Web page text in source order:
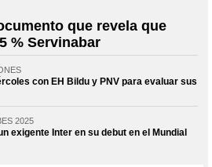
que revela que
% Servinabar
con EH Bildu y PNV para evaluar sus
2025
exigente Inter en su debut en el Mundial